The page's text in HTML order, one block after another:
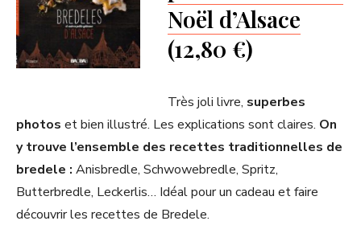
Noël d’Alsace
(12,80 €)
Très joli livre, superbes
photos et bien illustré. Les explications sont claires. On
y trouve l’ensemble des recettes traditionnelles de
bredele : Anisbredle, Schwowebredle, Spritz,
Butterbredle, Leckerlis… Idéal pour un cadeau et faire
découvrir les recettes de Bredele.